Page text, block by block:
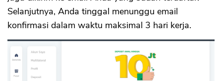
Selanjutnya, Anda tinggal menunggu email
konfirmasi dalam waktu maksimal 3 hari kerja.